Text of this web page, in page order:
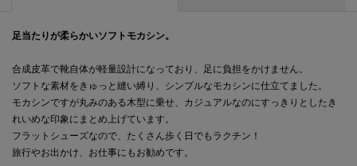
足当たりが柔らかいソフトモカシン。
合成皮革で靴自体が軽量設計になっており、足に負担をかけません。
ソフトな素材をきゅっと縫い縛り、シンプルなモカシンに仕立てました。
モカシンですが丸みのある木型に乗せ、カジュアルなのにすっきりとしたき
れいめな印象にまとめ上げています。
フラットシューズなので、たくさん歩く日でもラクチン！
旅行やお出かけ、お仕事にもお勧めです。